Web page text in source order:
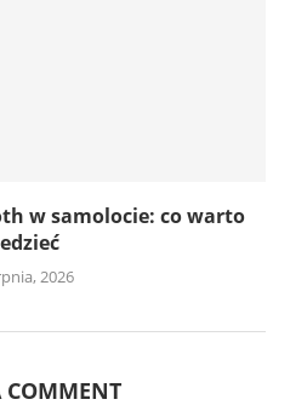
w samolocie: co warto
2026
COMMENT